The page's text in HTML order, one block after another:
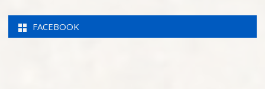
FACEBOOK